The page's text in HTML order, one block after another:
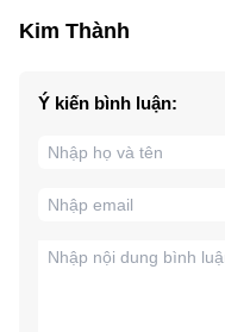
Kim Thành
Ý kiến bình luận: